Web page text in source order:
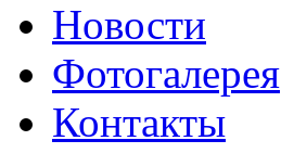
Новости
Фотогалерея
Контакты